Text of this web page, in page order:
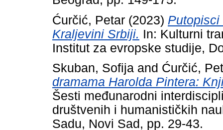
Ćurčić, Petar (2023)
Kraljevini Srbiji. In: Kulturni
Institut za evropske studije,
Skuban, Sofija and Ćurčić,
dramama Harolda Pintera:
Šesti međunarodni
društvenih i humanističkih
Sadu, Novi Sad, pp. 29-43.